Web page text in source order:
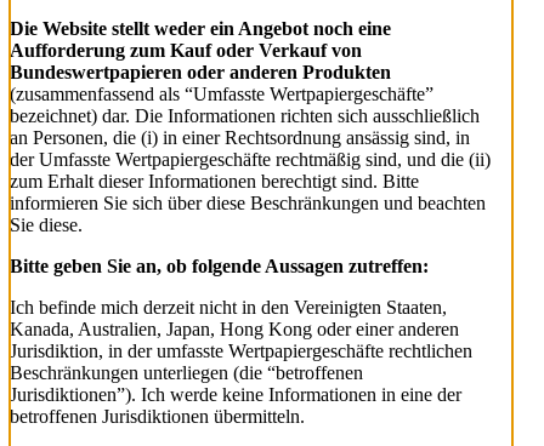
Die Website stellt weder ein Angebot noch eine
Aufforderung zum Kauf oder Verkauf von
Bundeswertpapieren oder anderen Produkten
(zusammenfassend als “Umfasste Wertpapiergeschäfte”
bezeichnet) dar. Die Informationen richten sich ausschließlich
an Personen, die (i) in einer Rechtsordnung ansässig sind, in
der Umfasste Wertpapiergeschäfte rechtmäßig sind, und die (ii)
zum Erhalt dieser Informationen berechtigt sind. Bitte
informieren Sie sich über diese Beschränkungen und beachten
Sie diese.
Bitte geben Sie an, ob folgende Aussagen zutreffen:
Ich befinde mich derzeit nicht in den Vereinigten Staaten,
Kanada, Australien, Japan, Hong Kong oder einer anderen
Jurisdiktion, in der umfasste Wertpapiergeschäfte rechtlichen
Beschränkungen unterliegen (die “betroffenen
Jurisdiktionen”). Ich werde keine Informationen in eine der
betroffenen Jurisdiktionen übermitteln.